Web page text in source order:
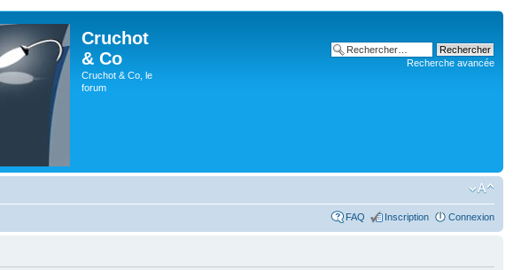
Cruchot
& Co
Cruchot & Co, le
forum
Recherche avancée
FAQ Inscription Connexion